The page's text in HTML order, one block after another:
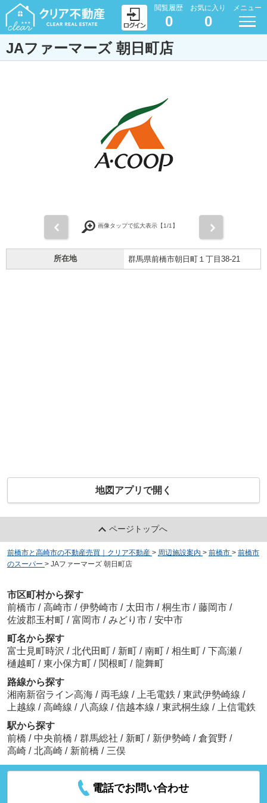
閲覧履歴
0
お気に入り
0
メニュー
JAファーマーズ 朝日町店
画像タップで拡大表示【1/1】
所在地 群馬県前橋市朝日町１丁目38-21
地図アプリで開く
ページトップへ
前橋市と高崎市の不動産売買｜クリア不動産 > 周辺施設案内 > 前橋市 > 前橋市
のスーパー > JAファーマーズ 朝日町店
市区町村から探す
前橋市 / 高崎市 / 伊勢崎市 / 太田市 / 桐生市 / 藤岡市 /
佐波郡玉村町 / 富岡市 / みどり市 / 安中市
町名から探す
富士見町時沢 / 北代田町 / 新町 / 南町 / 相生町 / 下高瀬 /
樋越町 / 東小保方町 / 関根町 / 龍舞町
路線から探す
湘南新宿ライン高海 / 両毛線 / 上毛電鉄 / 東武伊勢崎線 /
上越線 / 高崎線 / 八高線 / 信越本線 / 東武桐生線 /
上信電鉄
駅から探す
前橋 / 中央前橋 / 群馬総社 / 新町 / 新伊勢崎 / 倉賀野 /
高崎 / 北高崎 / 新前橋 / 三俣
電話でお問い合わせ